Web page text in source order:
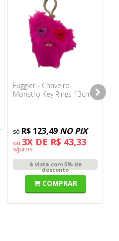
Fuggler - Chaveiro
Monstro Key Rings 13cm -
R$ 123,49 NO PIX
ou 3X DE R$ 43,33
s/juros
à vista com 5% de
desconto
COMPRAR